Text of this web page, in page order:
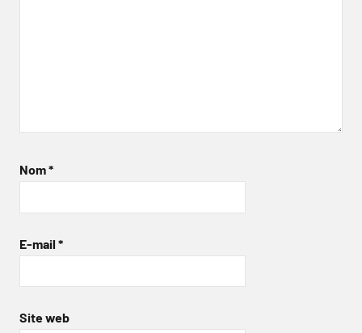
Nom*
E-mail *
Site web